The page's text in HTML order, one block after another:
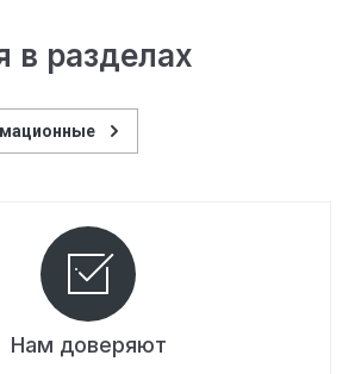
в разделах
Нам доверяют